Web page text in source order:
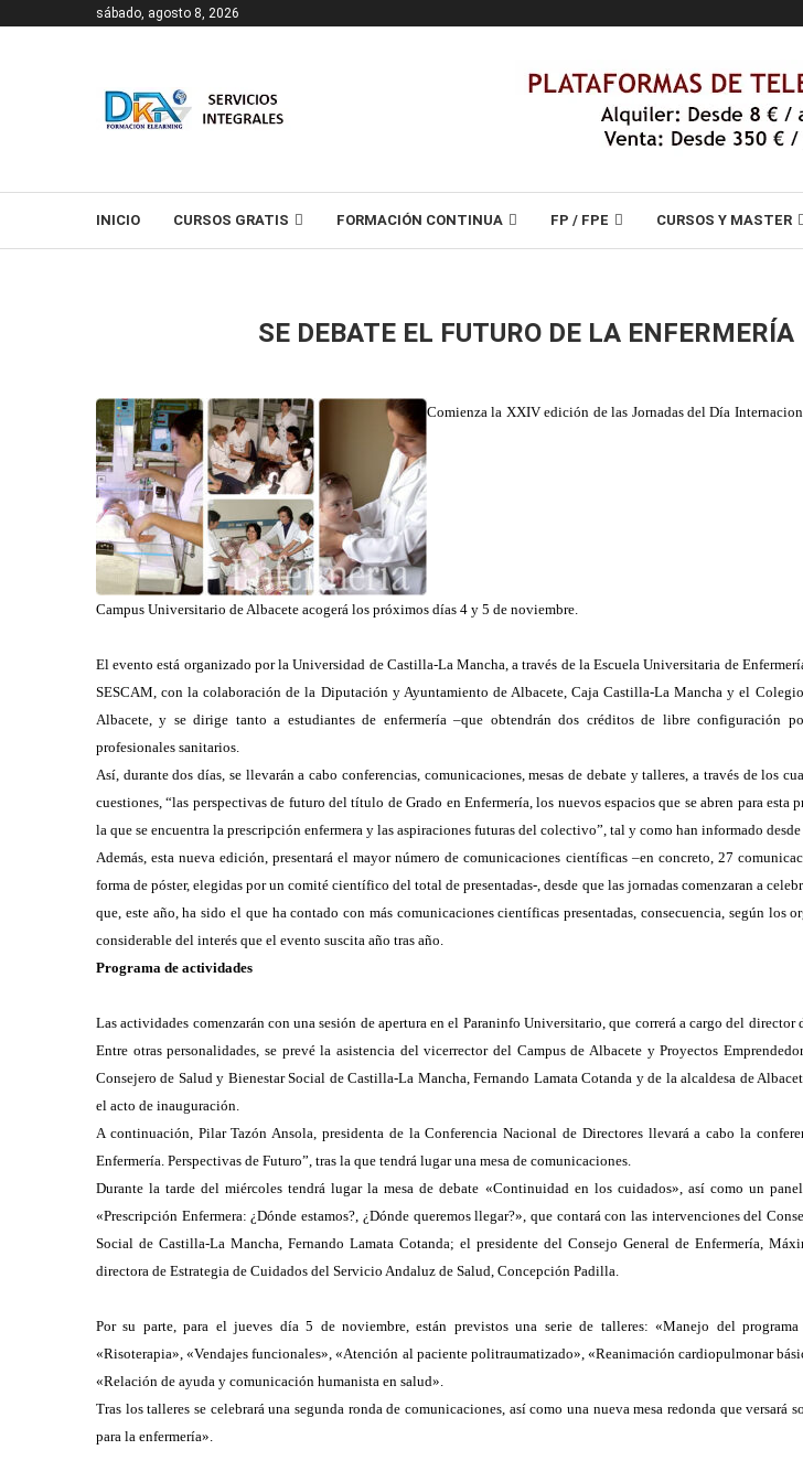
sábado, agosto 8, 2026
INICIO CURSOS GRATIS FORMACIÓN CONTINUA FP / FPE CURSOS Y MASTER
SE DEBATE EL FUTURO DE LA ENFERMERÍA
Comienza la XXIV edición de las Jornadas del Día
Campus Universitario de Albacete acogerá los próximos días 4 y 5 de noviembre.
El evento está organizado por la Universidad de Castilla-La Mancha, a través de la Escuela Universitaria de
SESCAM, con la colaboración de la Diputación y Ayuntamiento de Albacete, Caja Castilla-La Mancha y el
Albacete, y se dirige tanto a estudiantes de enfermería –que obtendrán dos créditos de libre configuración
profesionales sanitarios.
Así, durante dos días, se llevarán a cabo conferencias, comunicaciones, mesas de debate y talleres, a través de los
cuestiones, “las perspectivas de futuro del título de Grado en Enfermería, los nuevos espacios que se abren para esta
la que se encuentra la prescripción enfermera y las aspiraciones futuras del colectivo”, tal y como han informado
Además, esta nueva edición, presentará el mayor número de comunicaciones científicas –en concreto, 27
forma de póster, elegidas por un comité científico del total de presentadas-, desde que las jornadas comenzaran a
que, este año, ha sido el que ha contado con más comunicaciones científicas presentadas, consecuencia, según los
considerable del interés que el evento suscita año tras año.
Programa de actividades
Las actividades comenzarán con una sesión de apertura en el Paraninfo Universitario, que correrá a cargo del
Entre otras personalidades, se prevé la asistencia del vicerrector del Campus de Albacete y Proyectos
Consejero de Salud y Bienestar Social de Castilla-La Mancha, Fernando Lamata Cotanda y de la alcaldesa de
el acto de inauguración.
A continuación, Pilar Tazón Ansola, presidenta de la Conferencia Nacional de Directores llevará a cabo la
Enfermería. Perspectivas de Futuro”, tras la que tendrá lugar una mesa de comunicaciones.
Durante la tarde del miércoles tendrá lugar la mesa de debate «Continuidad en los cuidados», así como un
«Prescripción Enfermera: ¿Dónde estamos?, ¿Dónde queremos llegar?», que contará con las intervenciones del
Social de Castilla-La Mancha, Fernando Lamata Cotanda; el presidente del Consejo General de Enfermería,
directora de Estrategia de Cuidados del Servicio Andaluz de Salud, Concepción Padilla.
Por su parte, para el jueves día 5 de noviembre, están previstos una serie de talleres: «Manejo del
«Risoterapia», «Vendajes funcionales», «Atención al paciente politraumatizado», «Reanimación cardiopulmonar
«Relación de ayuda y comunicación humanista en salud».
Tras los talleres se celebrará una segunda ronda de comunicaciones, así como una nueva mesa redonda que versará
para la enfermería».